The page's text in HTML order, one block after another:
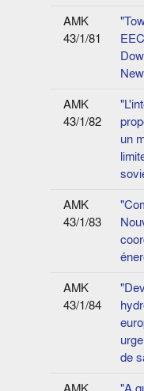
AMK
43/1/81
AMK
43/1/82
un
AMK
43/1/83
AMK
43/1/84
de